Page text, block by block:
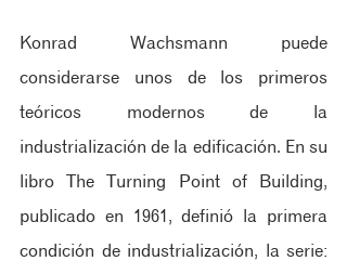
Konrad Wachsmann puede
considerarse unos de los primeros
teóricos modernos de la
industrialización de la edificación. En su
libro The Turning Point of Building,
publicado en 1961, definió la primera
condición de industrialización, la serie: